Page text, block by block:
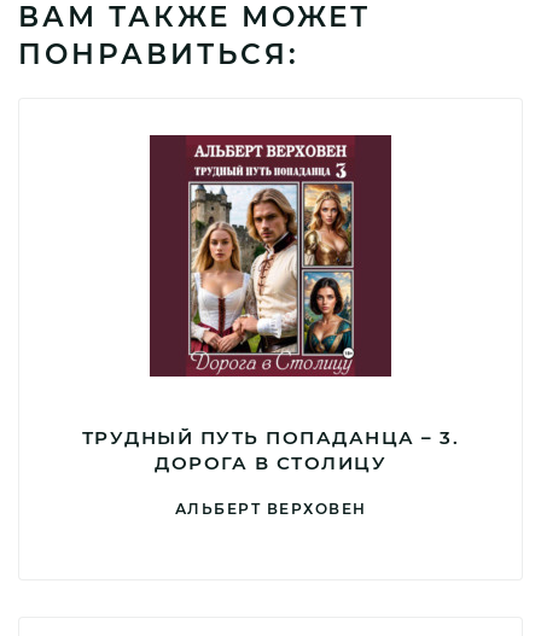
ВАМ ТАКЖЕ МОЖЕТ
ПОНРАВИТЬСЯ:
ТРУДНЫЙ ПУТЬ ПОПАДАНЦА – 3.
ДОРОГА В СТОЛИЦУ
АЛЬБЕРТ ВЕРХОВЕН